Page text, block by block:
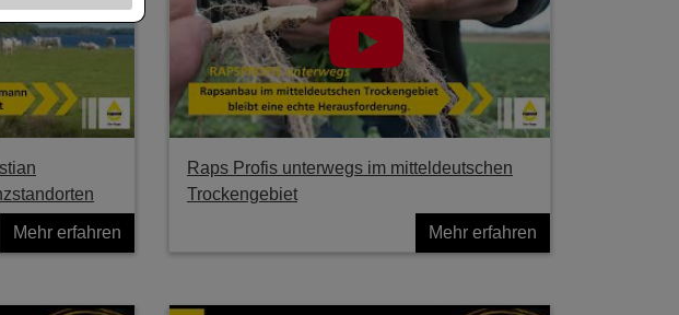
Mehr erfahren
Raps Profis unterwegs im mitteldeutschen
Trockengebiet
Mehr erfahren